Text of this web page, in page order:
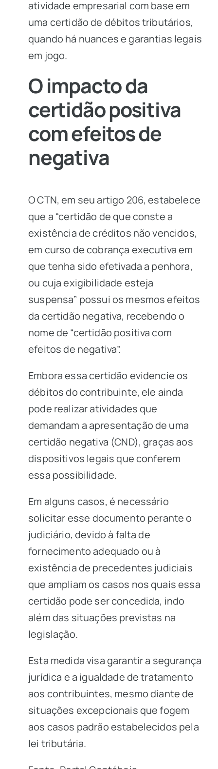
atividade empresarial com base em
uma certidão de débitos tributários,
quando há nuances e garantias legais
em jogo.
O impacto da
certidão positiva
com efeitos de
negativa
O CTN, em seu artigo 206, estabelece
que a “certidão de que conste a
existência de créditos não vencidos,
em curso de cobrança executiva em
que tenha sido efetivada a penhora,
ou cuja exigibilidade esteja
suspensa” possui os mesmos efeitos
da certidão negativa, recebendo o
nome de “certidão positiva com
efeitos de negativa”.
Embora essa certidão evidencie os
débitos do contribuinte, ele ainda
pode realizar atividades que
demandam a apresentação de uma
certidão negativa (CND), graças aos
dispositivos legais que conferem
essa possibilidade.
Em alguns casos, é necessário
solicitar esse documento perante o
judiciário, devido à falta de
fornecimento adequado ou à
existência de precedentes judiciais
que ampliam os casos nos quais essa
certidão pode ser concedida, indo
além das situações previstas na
legislação.
Esta medida visa garantir a segurança
jurídica e a igualdade de tratamento
aos contribuintes, mesmo diante de
situações excepcionais que fogem
aos casos padrão estabelecidos pela
lei tributária.